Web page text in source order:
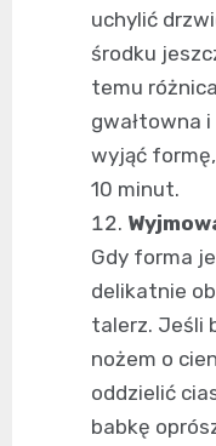
uchylić
środku
temu
gwałtowna
wyjąć
10 minut.
Gdy forma
delikatnie
talerz. Jeśli
nożem o
oddzielić
babkę